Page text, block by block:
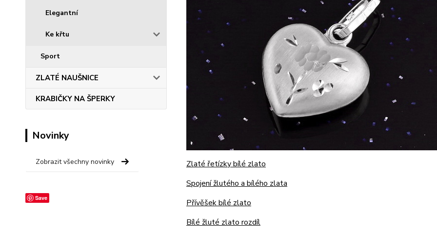
Elegantní
Ke křtu
Sport
ZLATÉ NAUŠNICE
KRABIČKY NA ŠPERKY
Novinky
Zobrazit všechny novinky
Save
Zlaté řetízky bílé zlato
Spojení žlutého a bílého zlata
Přívěšek bílé zlato
Bílé žluté zlato rozdíl